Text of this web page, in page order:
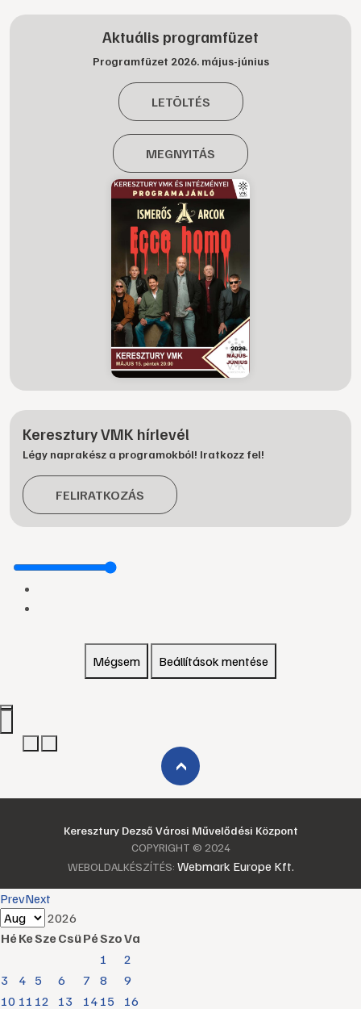
Aktuális programfüzet
Programfüzet 2026. május-június
LETÖLTÉS
MEGNYITÁS
Keresztury VMK hírlevél
Légy naprakész a programokból! Iratkozz fel!
FELIRATKOZÁS
Mégsem Beállítások mentése
›
Keresztury Dezső Városi Művelődési Központ
COPYRIGHT © 2024
WEBOLDALKÉSZÍTÉS: Webmark Europe Kft.
PrevNext
2026
HéKeSzeCsüPéSzoVa
1
2
3
4 5 6 7 8
9
10 11 12 13 14 15 16